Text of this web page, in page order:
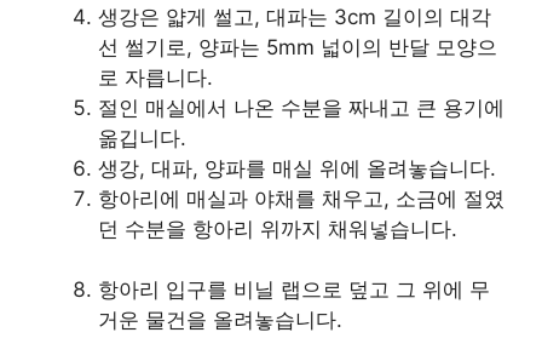
생강은 얇게 썰고, 대파는 3cm 길이의 대각
선 썰기로, 양파는 5mm 넓이의 반달 모양으
로 자릅니다.
절인 매실에서 나온 수분을 짜내고 큰 용기에
옮깁니다.
생강, 대파, 양파를 매실 위에 올려놓습니다.
항아리에 매실과 야채를 채우고, 소금에 절였
던 수분을 항아리 위까지 채워넣습니다.
항아리 입구를 비닐 랩으로 덮고 그 위에 무
거운 물건을 올려놓습니다.